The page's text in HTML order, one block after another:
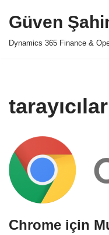
İçeriğe
geç
Güven
Dynamics 365 Finance &
tarayıcılar
Chrome için